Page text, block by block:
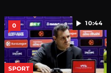
10:44
0
SPORT